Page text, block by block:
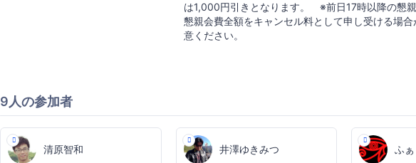
は1,000円引きとなります。 ※前日17時以降の懇
懇親会費全額をキャンセル料として申し受ける場
意ください。
9人の参加者
清原智和 井澤ゆきみつ ふ